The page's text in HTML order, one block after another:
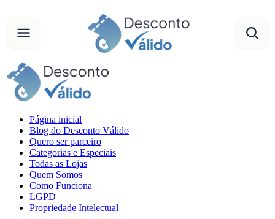
Página inicial
Blog do Desconto Válido
Quero ser parceiro
Categorias e Especiais
Todas as Lojas
Quem Somos
Como Funciona
LGPD
Propriedade Intelectual